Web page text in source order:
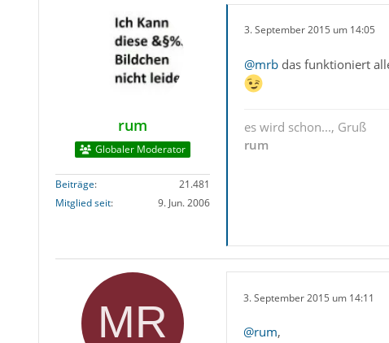
rum
Globaler Moderator
Beiträge
21.481
Mitglied seit
9. Jun. 2006
3. September 2015 um 14:05
@mrbdas funktioniert
es wird schon..., Gruß
rum
3. September 2015 um 14:11
@rum,